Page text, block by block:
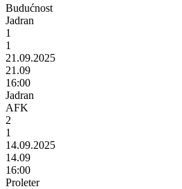
Budućnost
Jadran
1
1
21.09.2025
21.09
16:00
Jadran
AFK
2
1
14.09.2025
14.09
16:00
Proleter